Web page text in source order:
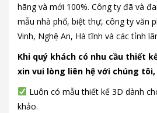
hãng và mới 100%. Công ty đã và
mẫu nhà phố, biệt thự, công ty văn
Vinh, Nghệ An, Hà tĩnh và các tỉnh
Khi quý khách có nhu cầu thiết
xin vui lòng liên hệ với chúng
Luôn có mẫu thiết kế 3D dành
khảo.